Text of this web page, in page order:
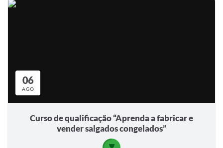
06
AGO
Curso de qualificação “Aprenda a fabricar e
vender salgados congelados”